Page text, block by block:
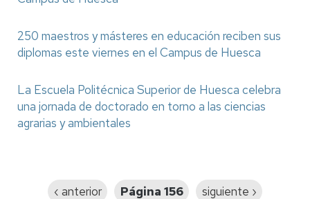
250 maestros y másteres en educación reciben sus
diplomas este viernes en el Campus de Huesca
La Escuela Politécnica Superior de Huesca celebra
una jornada de doctorado en torno a las ciencias
agrarias y ambientales
Página
‹ anterior Página 156
Siguiente
siguiente ›